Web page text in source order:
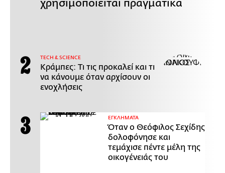
χρησιμοποιείται πραγματικά
ΤECH & SCIENCE
Κράμπες: Τι τις προκαλεί και τι
να κάνουμε όταν αρχίσουν οι
ενοχλήσεις
ΕΓΚΛΗΜΑΤΑ
Όταν ο Θεόφιλος Σεχίδης
δολοφόνησε και
τεμάχισε πέντε μέλη της
οικογένειάς του